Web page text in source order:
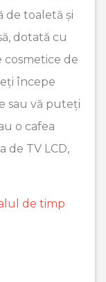
de toaletă și
dotată cu
cosmetice de
începe
sau vă puteți
o cafea
de TV LCD,
de timp